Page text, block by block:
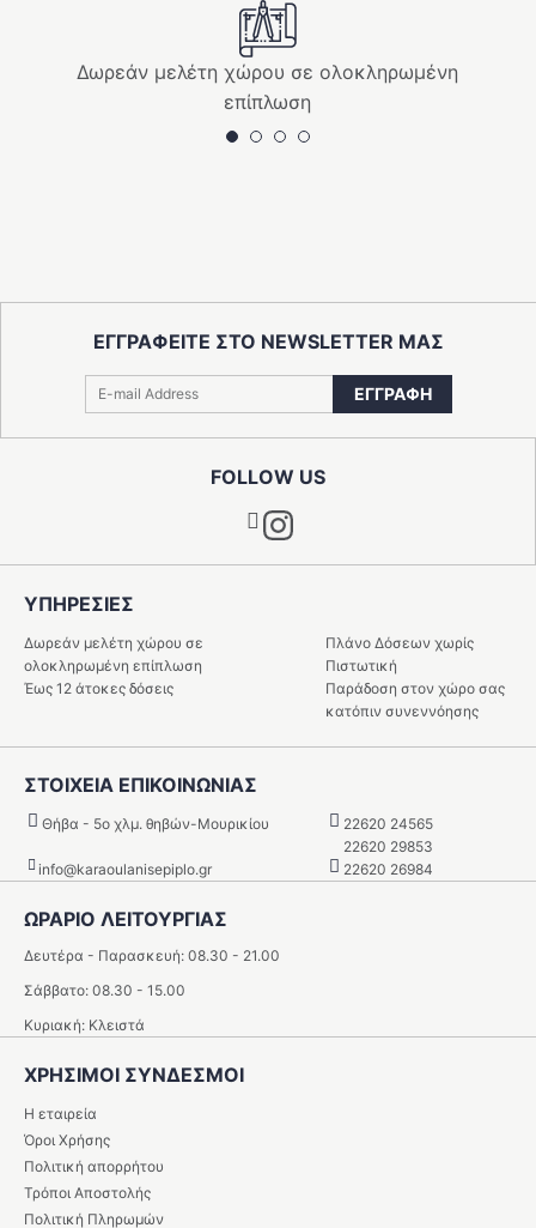
Δωρεάν μελέτη χώρου σε ολοκληρωμένη
επίπλωση
FOLLOW US
Instagram
ΕΓΓΡΑΦΕΙΤΕ ΣΤΟ NEWSLETTER ΜΑΣ
ΕΓΓΡΑΦΗ
ΩΡΑΡΙΟ ΛΕΙΤΟΥΡΓΙΑΣ
Δευτέρα - Παρασκευή: 08.30 - 21.00
Σάββατο: 08.30 - 15.00
Κυριακή: Κλειστά
ΧΡΗΣΙΜΟΙ ΣΥΝΔΕΣΜΟΙ
Η εταιρεία
Όροι Χρήσης
Πολιτική απορρήτου
Τρόποι Αποστολής
Πολιτική Πληρωμών
ΥΠΗΡΕΣIΕΣ
Δωρεάν μελέτη χώρου σε
ολοκληρωμένη επίπλωση
Πλάνο Δόσεων χωρίς
Πιστωτική
Έως 12 άτοκες δόσεις
Παράδοση στον χώρο σας
κατόπιν συνεννόησης
ΣΤΟΙΧΕΙΑ ΕΠΙΚΟΙΝΩΝΙΑΣ
Θήβα - 5o χλμ. θηβών-Μουρικίου
22620 24565
22620 29853
info@karaoulanisepiplo.gr
22620 26984